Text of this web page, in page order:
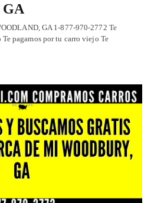
GA 1-877-970-2772 Te
pagamos por tu carro viejo Te